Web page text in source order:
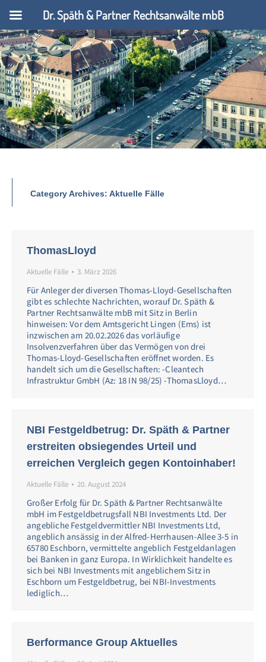
Category Archives: Aktuelle Fälle
ThomasLloyd
Aktuelle Fälle 3. März 2026
Für Anleger der diversen Thomas-Lloyd-Gesellschaften
gibt es schlechte Nachrichten, worauf Dr. Späth &
Partner Rechtsanwälte mbB mit Sitz in Berlin
hinweisen: Vor dem Amtsgericht Lingen (Ems) ist
inzwischen am 20.02.2026 das vorläufige
Insolvenzverfahren über das Vermögen von drei
Thomas-Lloyd-Gesellschaften eröffnet worden. Es
handelt sich um die Gesellschaften: -Cleantech
Infrastruktur GmbH (Az: 18 IN 98/25) -ThomasLloyd…
NBI Festgeldbetrug: Dr. Späth & Partner
erstreiten obsiegendes Urteil und
erreichen Vergleich gegen Kontoinhaber!
Aktuelle Fälle 20. August 2024
Großer Erfolg für Dr. Späth & Partner Rechtsanwälte
mbH im Festgeldbetrugsfall NBI Investments Ltd. Der
angebliche Festgeldvermittler NBI Investments Ltd,
angeblich ansässig in der Alfred-Herrhausen-Allee 3-5 in
65780 Eschborn, vermittelte angeblich Festgeldanlagen
bei Banken in ganz Europa. In Wirklichkeit handelte es
sich bei NBI Investments mit angeblichem Sitz in
Eschborn um Festgeldbetrug, bei NBI-Investments
lediglich…
Berformance Group Aktuelles
Dr. Späth & Partner Rechtsanwälte mbB